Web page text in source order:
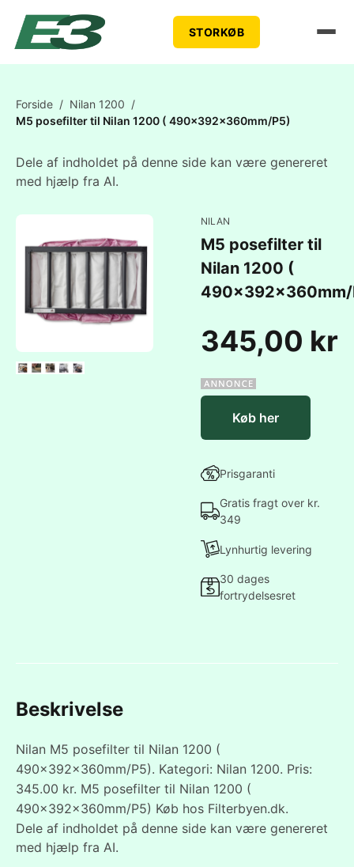
STORKØB
Forside / Nilan 1200 /
M5 posefilter til Nilan 1200 ( 490x392x360mm/P5)
Dele af indholdet på denne side kan være genereret
med hjælp fra AI.
NILAN
M5 posefilter til
Nilan 1200 (
490x392x360mm/
345,00 kr
Køb her
Prisgaranti
Gratis fragt over kr.
349
Lynhurtig levering
30 dages
fortrydelsesret
Beskrivelse
Nilan M5 posefilter til Nilan 1200 (
490x392x360mm/P5). Kategori: Nilan 1200. Pris:
345.00 kr. M5 posefilter til Nilan 1200 (
490x392x360mm/P5) Køb hos Filterbyen.dk.
Dele af indholdet på denne side kan være genereret
med hjælp fra AI.